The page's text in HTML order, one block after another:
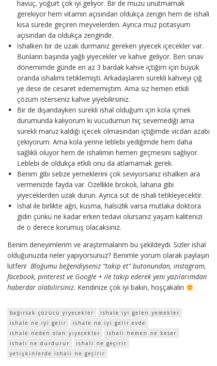
havuç, yoğurt çok iyi geliyor. Bir de muzu unutmamak
gerekiyor hem vitamin açısından oldukça zengin hem de ishali
kısa sürede geçiren meyvelerden. Ayrıca muz potasyum
açısından da oldukça zengindir.
İshalken bir de uzak durmanız gereken yiyecek içecekler var.
Bunların başında yağlı yiyecekler ve kahve geliyor. Ben sınav
dönemimde günde en az 3 bardak kahve içtiğim için büyük
oranda ishalimi tetiklemişti. Arkadaşlarım sürekli kahveyi çiğ
ye dese de cesaret edememiştim. Ama siz hemen etkili
çözüm isterseniz kahve yiyebilirsiniz.
Bir de dışarıdayken sürekli ishal olduğum için kola içmek
durumunda kalıyorum ki vücudumun hiç sevemediği ama
sürekli maruz kaldığı içecek olmasından içtiğimde vicdan azabı
çekiyorum. Ama kola yerine leblebi yediğimde hem daha
sağlıklı oluyor hem de ishalimin hemen geçmesini sağlıyor.
Leblebi de oldukça etkili onu da atlamamak gerek.
Benim gibi sebze yemeklerini çok seviyorsanız ishalken ara
vermenizde fayda var. Özellikle brokoli, lahana gibi
yiyeceklerden uzak durun. Ayrıca süt de ishali tetikleyecektir.
İshal ile birlikte ağrı, kusma, halsizlik varsa mutlaka doktora
gidin çünkü ne kadar erken tedavi olursanız yaşam kalitenizi
de o derece korumuş olacaksınız.
Benim deneyimlerim ve araştırmalarım bu şekildeydi. Sizler ishal
olduğunuzda neler yapıyorsunuz? Benimle yorum olarak paylaşın
lütfen! Bloğumu beğendiyseniz “takip et” butonundan, instagram,
facebook, pinterest ve Google + ile takip ederek yeni yazılarımdan
haberdar olabilirsiniz. Kendinize çok iyi bakın, hoşçakalın
bağırsak çözücü yiyecekler
ishale iyi gelen yemekler
ishale ne iyi gelir
ishale ne iyi gelir evde
ishale neden olan yiyecekler
ishali hemen ne keser
ishali ne durdurur
ishali ne geçirir
yetişkinlerde ishali ne geçirir